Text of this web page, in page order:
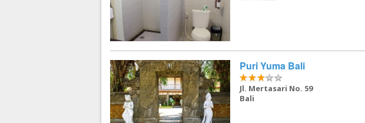
Puri Yuma Bali
Jl. Mertasari No. 59
Bali